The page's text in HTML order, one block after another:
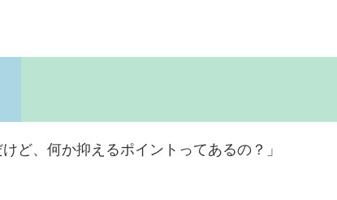
ど、何か抑えるポイントってあるの？」